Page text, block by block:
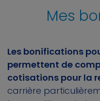
Mes
Les bonifications
permettent de
cotisations pour la
carrière